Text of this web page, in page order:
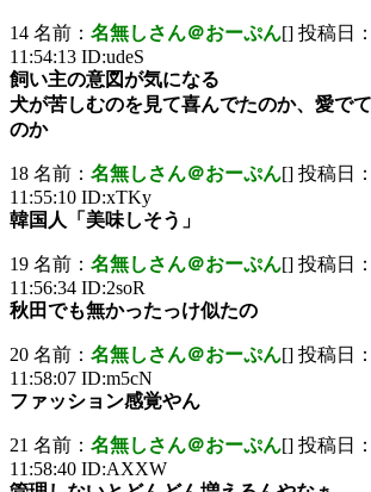
14 名前： 名無しさん＠おーぷん[] 投稿日
11:54:13 ID:udeS
飼い主の意図が気になる
犬が苦しむのを見て喜んでたのか、愛で
のか
18 名前： 名無しさん＠おーぷん[] 投稿日
11:55:10 ID:xTKy
韓国人「美味しそう」
19 名前： 名無しさん＠おーぷん[] 投稿日
11:56:34 ID:2soR
秋田でも無かったっけ似たの
20 名前： 名無しさん＠おーぷん[] 投稿日
11:58:07 ID:m5cN
ファッション感覚やん
21 名前： 名無しさん＠おーぷん[] 投稿日
11:58:40 ID:AXXW